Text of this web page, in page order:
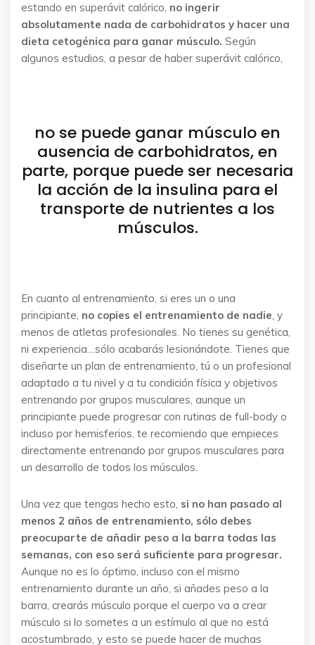
estando en superávit calórico, no ingerir
absolutamente nada de carbohidratos y hacer una
dieta cetogénica para ganar músculo. Según
algunos estudios, a pesar de haber superávit calórico,
no se puede ganar músculo en
ausencia de carbohidratos, en
parte, porque puede ser necesaria
la acción de la insulina para el
transporte de nutrientes a los
músculos.
En cuanto al entrenamiento, si eres un o una
principiante, no copies el entrenamiento de nadie, y
menos de atletas profesionales. No tienes su genética,
ni experiencia…sólo acabarás lesionándote. Tienes que
diseñarte un plan de entrenamiento, tú o un profesional
adaptado a tu nivel y a tu condición física y objetivos
entrenando por grupos musculares, aunque un
principiante puede progresar con rutinas de full-body o
incluso por hemisferios, te recomiendo que empieces
directamente entrenando por grupos musculares para
un desarrollo de todos los músculos.
Una vez que tengas hecho esto, si no han pasado al
menos 2 años de entrenamiento, sólo debes
preocuparte de añadir peso a la barra todas las
semanas, con eso será suficiente para progresar.
Aunque no es lo óptimo, incluso con el mismo
entrenamiento durante un año, si añades peso a la
barra, crearás músculo porque el cuerpo va a crear
músculo si lo sometes a un estímulo al que no está
acostumbrado, y esto se puede hacer de muchas